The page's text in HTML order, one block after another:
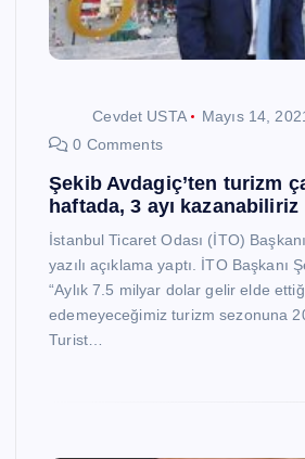
Cevdet USTA
Mayıs 14,
0 Comments
Şekib Avdagiç’ten turizm
haftada, 3 ayı kazanabiliriz
İstanbul Ticaret Odası (İTO)
yazılı açıklama yaptı. İTO Başkanı
“Aylık 7.5 milyar dolar gelir elde
edemeyeceğimiz turizm sezonuna
Turist…